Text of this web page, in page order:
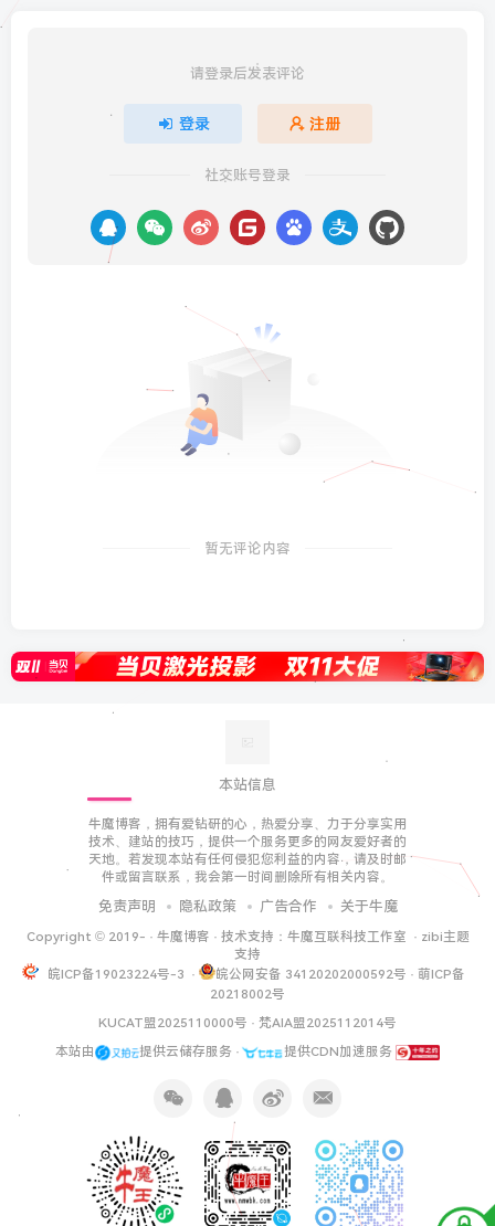
请登录后发表评论
登录 注册
社交账号登录
暂无评论内容
本站信息
牛魔博客，拥有爱钻研的心，热爱分享、力于分享实用
技术、建站的技巧，提供一个服务更多的网友爱好者的
天地。若发现本站有任何侵犯您利益的内容，请及时邮
件或留言联系，我会第一时间删除所有相关内容。
免责声明 隐私政策 广告合作 关于牛魔
Copyright © 2019- · 牛魔博客 · 技术支持： 牛魔互联科技工作室 · zibi主题
支持
皖ICP备19023224号-3 · 皖公网安备 34120202000592号 · 萌ICP备
20218002号
KUCAT盟2025110000号 · 梵AIA盟2025112014号
本站由
提供云储存服务 · 提供CDN加速服务